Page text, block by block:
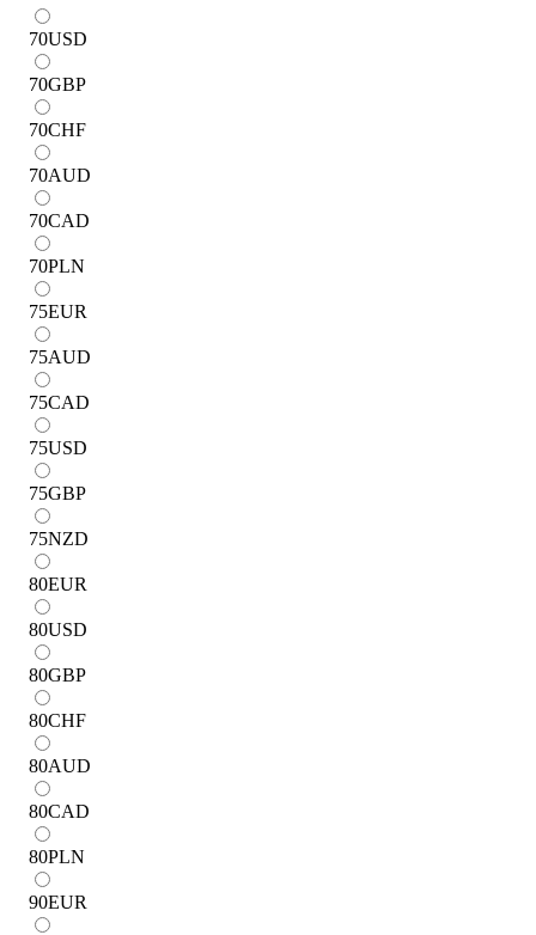
70USD
70GBP
70CHF
70AUD
70CAD
70PLN
75EUR
75AUD
75CAD
75USD
75GBP
75NZD
80EUR
80USD
80GBP
80CHF
80AUD
80CAD
80PLN
90EUR